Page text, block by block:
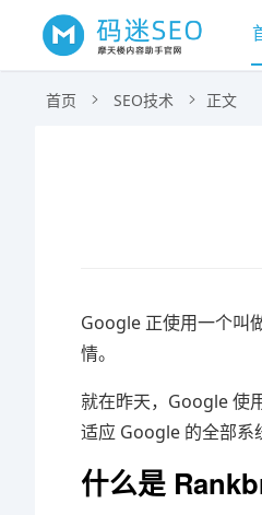
首页 SEO技术 正文
Google 正使用一个叫
情。
就在昨天，Google 使
适应 Google 的全部系
什么是